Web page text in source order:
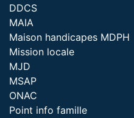
DDCS
MAIA
Maison handicapes MDPH
Mission locale
MJD
MSAP
ONAC
Point info famille